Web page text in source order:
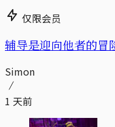
仅限会员
辅导是迎向他者的
Simon
1 天前